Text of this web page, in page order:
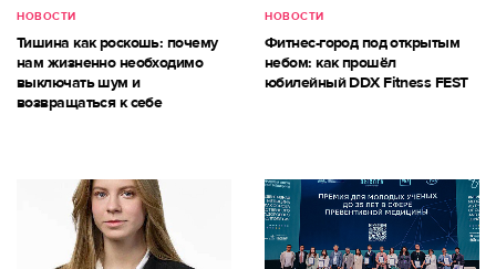
НОВОСТИ
Тишина как роскошь: почему
нам жизненно необходимо
выключать шум и
возвращаться к себе
НОВОСТИ
Фитнес-город под открытым
небом: как прошёл
юбилейный DDX Fitness FEST